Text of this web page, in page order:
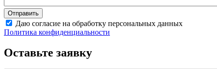
Даю согласие на обработку персональных данных
Политика конфиденциальности
Оставьте заявку